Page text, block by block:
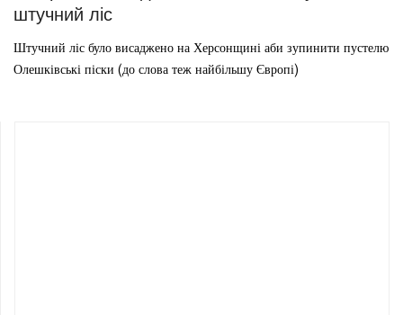
штучний ліс
Штучний ліс було висаджено на Херсонщині аби зупинити пустелю
Олешківські піски (до слова теж найбільшу Європі)